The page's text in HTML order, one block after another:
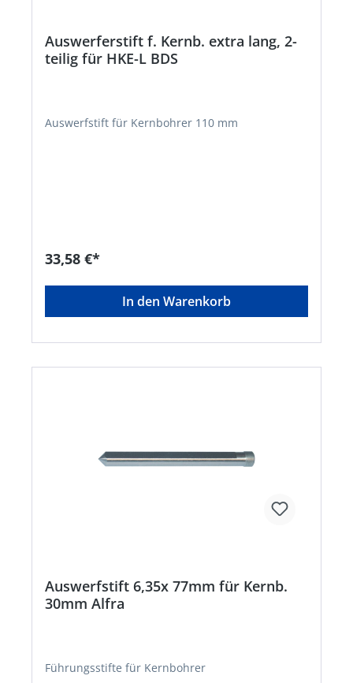
Auswerferstift f. Kernb. extra lang, 2-
teilig für HKE-L BDS
Auswerfstift für Kernbohrer 110 mm
33,58 €*
In den Warenkorb
Auswerfstift 6,35x 77mm für Kernb.
30mm Alfra
Führungsstifte für Kernbohrer